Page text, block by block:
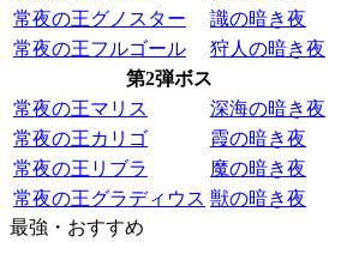
常夜の王グノスター
識の暗き夜
常夜の王フルゴール
狩人の暗き夜
第2弾ボス
常夜の王マリス
深海の暗き夜
常夜の王カリゴ
霞の暗き夜
常夜の王リブラ
魔の暗き夜
常夜の王グラディウス 獣の暗き夜
最強・おすすめ